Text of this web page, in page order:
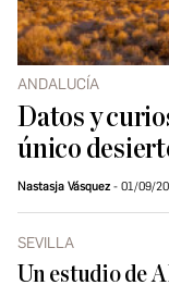
ANDALUCÍA
Datos y
único
Nastasja Vásquez 01/09/
SEVILLA
Un estudio de